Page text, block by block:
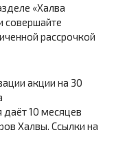
«Халва
совершайте
рассрочкой
акции на 30
даёт 10 месяцев
Халвы. Ссылки на